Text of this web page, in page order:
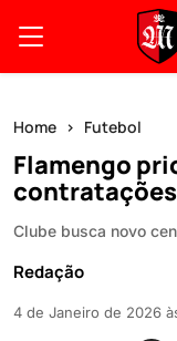
Home Futebol
Flamengo
contratações
Clube busca novo
Redação
4 de Janeiro de 2026